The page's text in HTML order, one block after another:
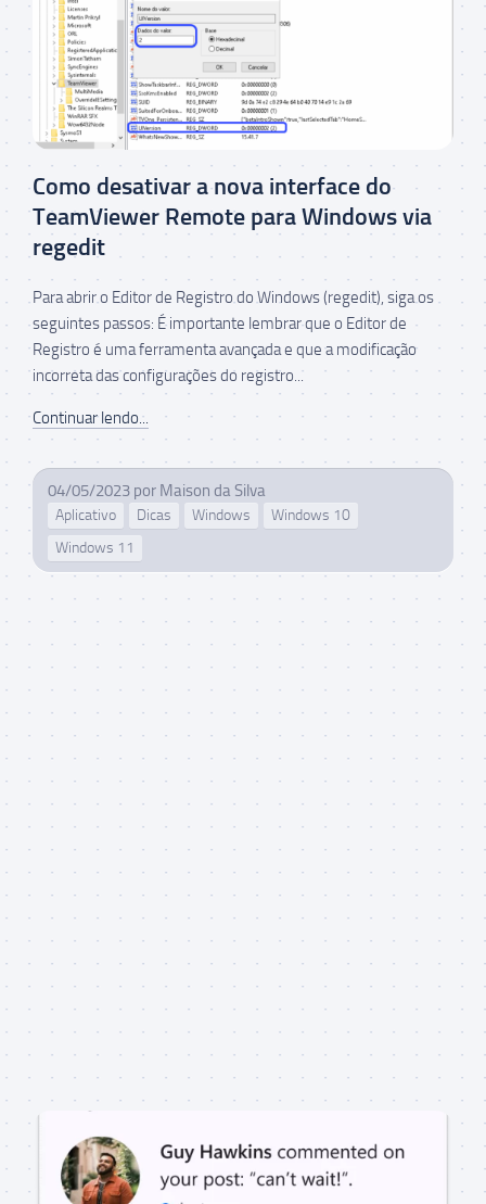
Como desativar a nova interface do
TeamViewer Remote para Windows via
regedit
Para abrir o Editor de Registro do Windows (regedit), siga os
seguintes passos: É importante lembrar que o Editor de
Registro é uma ferramenta avançada e que a modificação
incorreta das configurações do registro...
Continuar lendo...
04/05/2023 por Maison da Silva
Aplicativo Dicas Windows
Windows 10
Windows 11